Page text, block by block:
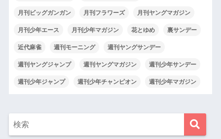
月刊ビッグガンガン 月刊フラワーズ 月刊ヤングマガジン
月刊少年エース 月刊少年マガジン 花とゆめ 裏サンデー
近代麻雀 週刊モーニング 週刊ヤングサンデー
週刊ヤングジャンプ 週刊ヤングマガジン 週刊少年サンデー
週刊少年ジャンプ 週刊少年チャンピオン 週刊少年マガジン